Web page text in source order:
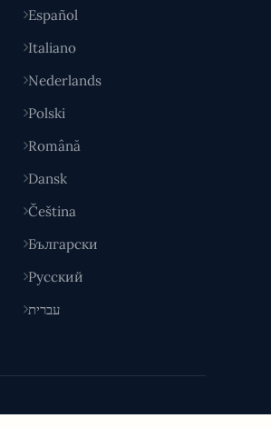
Español
Italiano
Nederlands
Polski
Română
Dansk
Čeština
Български
Русский
עברית